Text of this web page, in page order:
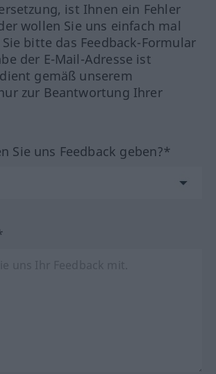
ist Ihnen ein Fehler
wollen Sie uns einfach mal
bitte das Feedback-Formular
der E-Mail-Adresse ist
gemäß unserem
zur Beantwortung Ihrer
Sie uns Feedback geben?*